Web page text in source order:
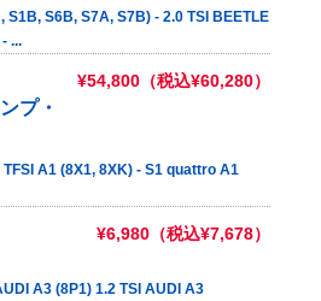
S6B, S7A, S7B) - 2.0 TSI BEETLE
...
¥54,800（税込¥60,280）
プ・
A1 (8X1, 8XK) - S1 quattro A1
¥6,980（税込¥7,678）
A3 (8P1) 1.2 TSI AUDI A3